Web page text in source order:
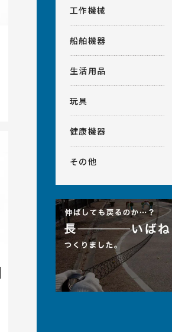
工作機械
船舶機器
生活用品
玩具
健康機器
その他